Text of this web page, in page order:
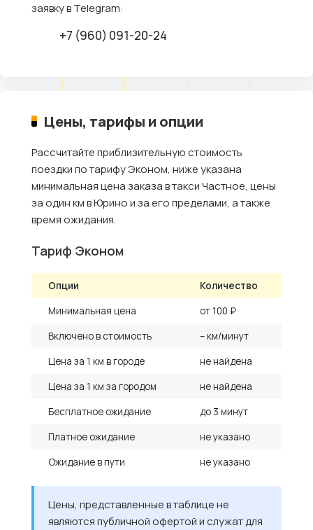
заявку в Telegram:
+7 (960) 091-20-24
Цены, тарифы и опции
Рассчитайте приблизительную стоимость
поездки по тарифу Эконом, ниже указана
минимальная цена заказа в такси Частное, цены
за один км в Юрино и за его пределами, а также
время ожидания.
Тариф Эконом
Опции
Количество
Минимальная цена
от 100 ₽
Включено в стоимость
– км/минут
Цена за 1 км в городе
не найдена
Цена за 1 км за городом
не найдена
Бесплатное ожидание
до 3 минут
Платное ожидание
не указано
Ожидание в пути
не указано
Цены, представленные в таблице не
являются публичной офертой и служат для